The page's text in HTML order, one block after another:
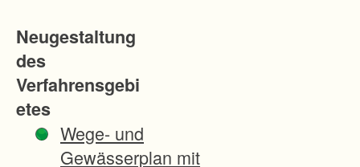
Neugestaltung
des
Verfahrensgebi
etes
Wege- und
Gewässerplan mit